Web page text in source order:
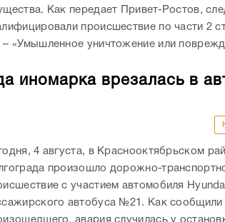
Как передает Привет-Ростов,
происшествие по части 2
«Умышленное уничтожение или
иномарка врезалась в
4 августа, в Краснооктябрьском
произошло дорожно-
с участием автомобиля
автобуса №21. Как
авария случилась у